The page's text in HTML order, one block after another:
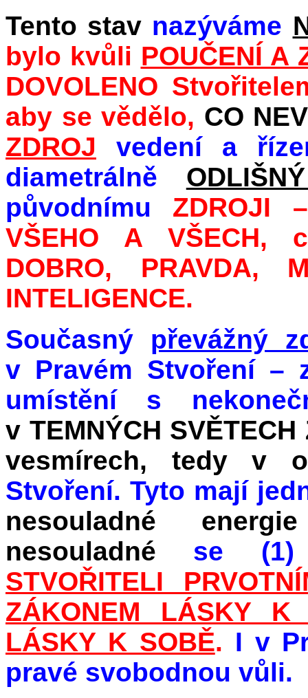
Tento stav nazýváme
bylo kvůli POUČENÍ A
DOVOLENO
aby se vědělo, CO
ZDROJ vedení a
diametrálně
původnímu ZDROJI
VŠEHO A VŠECH,
DOBRO, PRAVDA,
INTELIGENCE.
Současný převážný
v Pravém Stvoření –
umístění s
v TEMNÝCH
vesmírech, tedy v
Stvoření. Tyto mají
nesouladné energie
nesouladné se
STVOŘITELI
ZÁKONEM LÁSKY K
LÁSKY K SOBĚ. I v
pravé svobodnou vůli.